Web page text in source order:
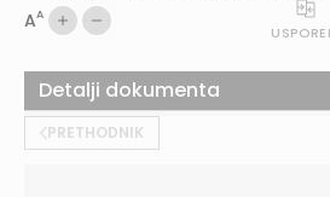
AA
PRETHODNIK
Detalji dokumenta